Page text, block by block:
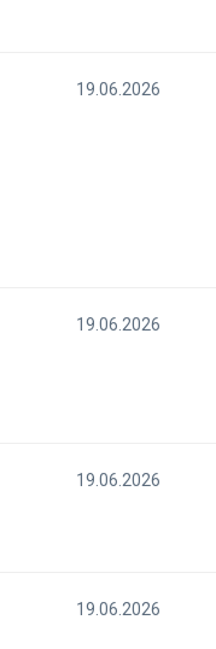
19.06.2026
19.06.2026
19.06.2026
19.06.2026